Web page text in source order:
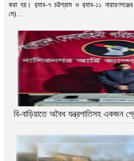
করা হয়। র‌্যাব-৭ চট্টগ্রাম ও র‌্যাব-১১
মে)...
বি-বাড়িয়াতে অবৈধ যন্ত্রপাতিসহ একজন